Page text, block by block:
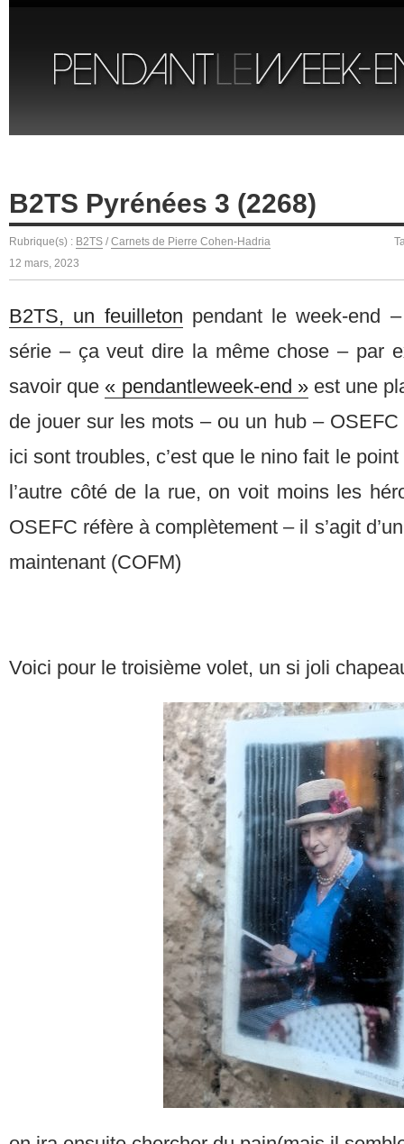
B2TS Pyrénées 3 (2268)
Rubrique(s) : B2TS / Carnets de Pierre Cohen-Hadria
12 mars, 2023
B2TS, un feuilleton pendant le week-end
série – ça veut dire la même chose – par
savoir que « pendantleweek-end »est une
de jouer sur les mots – ou un hub –
ici sont troubles, c’est que le nino fait le
l’autre côté de la rue, on voit moins les
OSEFC réfère à complètement – il s’agit
maintenant (COFM)
Voici pour le troisième volet, un si joli